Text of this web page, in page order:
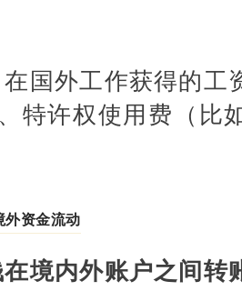
在国外工作获得的工
特许权使用费（比
外资金流动
境内外账户之间转